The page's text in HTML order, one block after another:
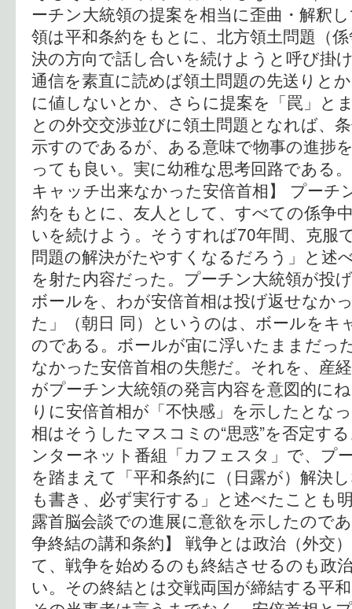
ーチン大統領の提案を相当に歪曲・解釈
領は平和条約をもとに、北方領土問題（
決の方向で話し合いを続けようと呼び掛
通信を素直に読めば領土問題の先送りと
に値しないとか、さらに提案を「罠」と
との外交交渉並びに領土問題となれば、
示すのであるが、ある意味で物事の進捗
っても良い。実に幼稚な思考回路である
キャッチ出来なかった安倍首相】 プーチ
約をもとに、友人として、すべての係争
いを続けよう。そうすれば70年間、克服
問題の解決がたやすくなるだろう」と述
を射た内容だった。プーチン大統領が投
ボールを、わが安倍首相は投げ返せなか
た」（朝日 同）というのは、ボールをキ
のである。ボールが宙に浮いたままだっ
なかった安倍首相の失態だ。それを、産
がプーチン大統領の発言内容を意図的に
りに安倍首相が「不快感」を示したとな
相はそうしたマスコミの“思惑”を否定す
ンターネット番組「カフェスタ」で、プ
を踏まえて「平和条約に（日露が）解決
も書き、必ず実行する」と述べたことも
露首脳会談での進展に意欲を示したので
争終結の講和条約】 戦争とは政治（外交
て、戦争を始めるのも終結させるのも政
い。その終結とは交戦両国が締結する平